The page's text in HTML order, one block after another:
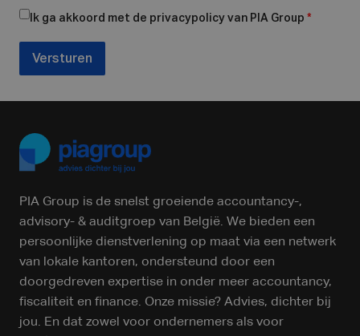
Ik ga akkoord met de privacypolicy van PIA Group *
Versturen
PIA Group is de snelst groeiende accountancy-,
advisory- & auditgroep van België. We bieden een
persoonlijke dienstverlening op maat via een netwerk
van lokale kantoren, ondersteund door een
doorgedreven expertise in onder meer accountancy,
fiscaliteit en finance. Onze missie? Advies, dichter bij
jou. En dat zowel voor ondernemers als voor